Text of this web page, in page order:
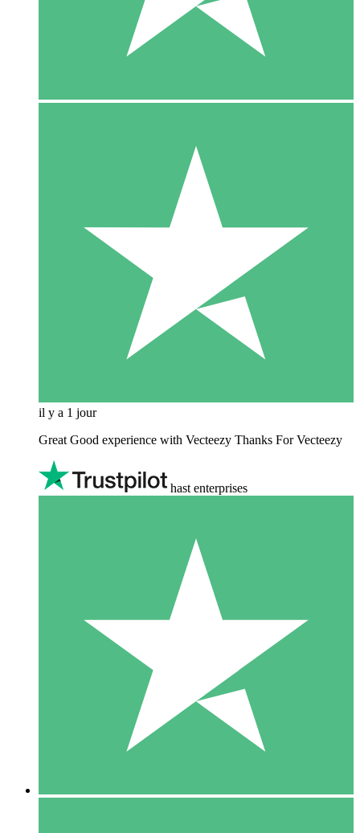
il y a 1 jour
Great Good experience with Vecteezy Thanks For Vecteezy
hast enterprises